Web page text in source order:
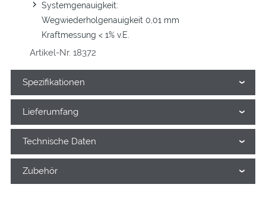
Systemgenauigkeit:
Wegwiederholgenauigkeit 0,01 mm
Kraftmessung < 1% v.E.
Artikel-Nr. 18372
Spezifikationen
Lieferumfang
Technische Daten
Zubehör